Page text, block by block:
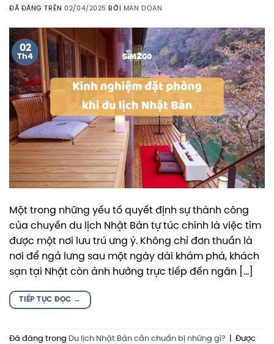
ĐÃ ĐĂNG TRÊN02/04/2025 BỞI MAN DOAN
02
Th4
Một trong những yếu tố quyết định sự thành công
của chuyến du lịch Nhật Bản tự túc chính là việc tìm
được một nơi lưu trú ưng ý. Không chỉ đơn thuần là
nơi để ngả lưng sau một ngày dài khám phá, khách
sạn tại Nhật còn ảnh hưởng trực tiếp đến ngân […]
TIẾP TỤC ĐỌC →
Đã đăng trong Du lịch Nhật Bản cần chuẩn bị những gì?
Được